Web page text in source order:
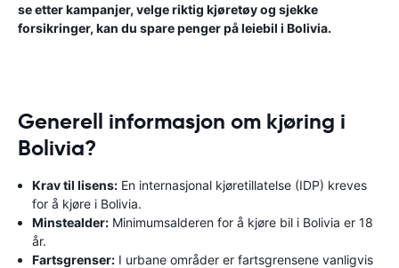
se etter kampanjer, velge riktig kjøretøy og sjekke
forsikringer, kan du spare penger på leiebil i Bolivia.
Generell informasjon om kjøring i
Bolivia?
Krav til lisens: En internasjonal kjøretillatelse (IDP) kreves
for å kjøre i Bolivia.
Minstealder: Minimumsalderen for å kjøre bil i Bolivia er 18
år.
Fartsgrenser: I urbane områder er fartsgrensene vanligvis